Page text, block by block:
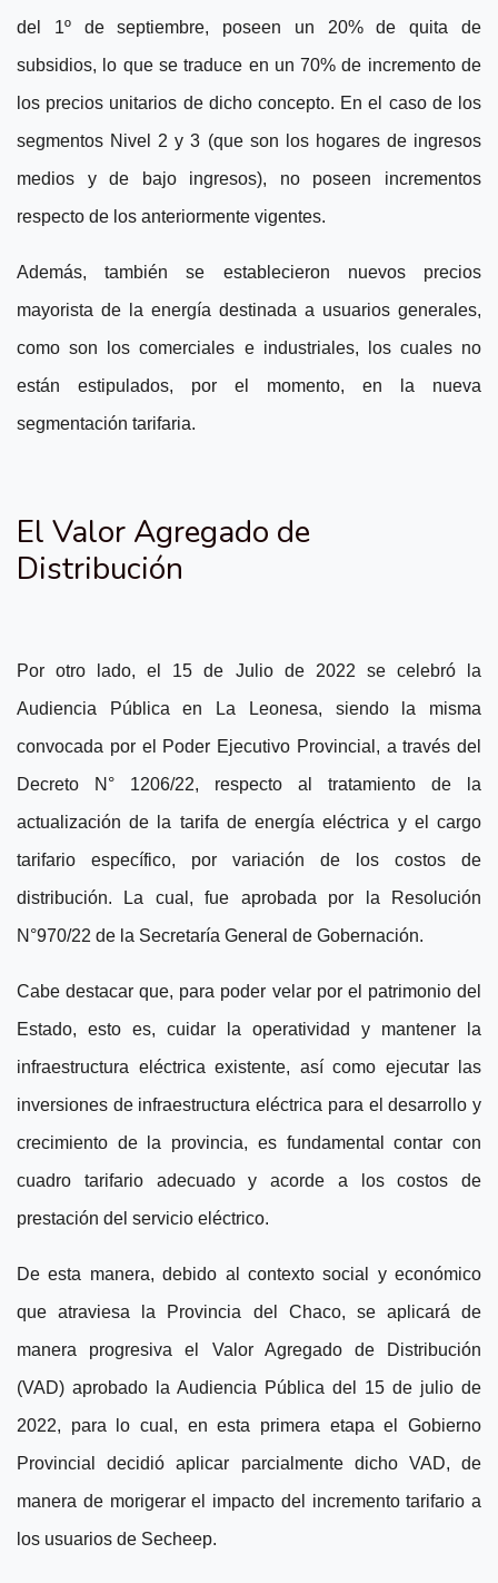
del 1º de septiembre, poseen un 20% de quita de
subsidios, lo que se traduce en un 70% de incremento de
los precios unitarios de dicho concepto. En el caso de los
segmentos Nivel 2 y 3 (que son los hogares de ingresos
medios y de bajo ingresos), no poseen incrementos
respecto de los anteriormente vigentes.
Además, también se establecieron nuevos precios
mayorista de la energía destinada a usuarios generales,
como son los comerciales e industriales, los cuales no
están estipulados, por el momento, en la nueva
segmentación tarifaria.
El Valor Agregado de
Distribución
Por otro lado, el 15 de Julio de 2022 se celebró la
Audiencia Pública en La Leonesa, siendo la misma
convocada por el Poder Ejecutivo Provincial, a través del
Decreto N° 1206/22, respecto al tratamiento de la
actualización de la tarifa de energía eléctrica y el cargo
tarifario específico, por variación de los costos de
distribución. La cual, fue aprobada por la Resolución
N°970/22 de la Secretaría General de Gobernación.
Cabe destacar que, para poder velar por el patrimonio del
Estado, esto es, cuidar la operatividad y mantener la
infraestructura eléctrica existente, así como ejecutar las
inversiones de infraestructura eléctrica para el desarrollo y
crecimiento de la provincia, es fundamental contar con
cuadro tarifario adecuado y acorde a los costos de
prestación del servicio eléctrico.
De esta manera, debido al contexto social y económico
que atraviesa la Provincia del Chaco, se aplicará de
manera progresiva el Valor Agregado de Distribución
(VAD) aprobado la Audiencia Pública del 15 de julio de
2022, para lo cual, en esta primera etapa el Gobierno
Provincial decidió aplicar parcialmente dicho VAD, de
manera de morigerar el impacto del incremento tarifario a
los usuarios de Secheep.